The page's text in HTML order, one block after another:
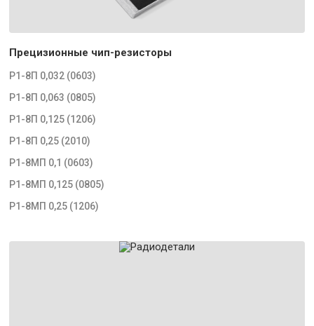
Прецизионные чип-резисторы
Р1-8П 0,032 (0603)
Р1-8П 0,063 (0805)
Р1-8П 0,125 (1206)
Р1-8П 0,25 (2010)
Р1-8МП 0,1 (0603)
Р1-8МП 0,125 (0805)
Р1-8МП 0,25 (1206)